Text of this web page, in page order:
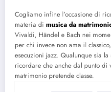
Cogliamo infine l’occasione di
materia di musica da
Vivaldi, Händel e Bach nei
per chi invece non ama il
esecuzioni jazz. Qualunque sia
ricordare che anche dal punto di
matrimonio pretende classe.